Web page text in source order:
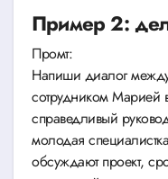
Пример 2:
Промт:
Напиши диалог
сотрудником Марией
справедливый
молодая
обсуждают проект,